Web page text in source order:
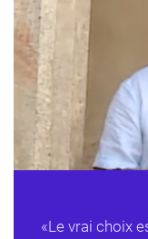
«Le vrai choix